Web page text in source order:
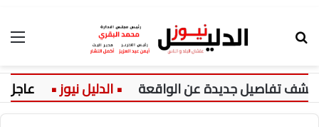
تفاصيل جديدة عن الواقعة عاجل: